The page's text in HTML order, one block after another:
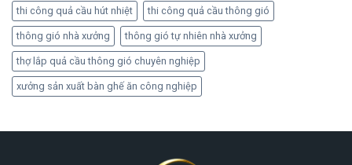
thi công quả cầu hút nhiệt thi công quả cầu thông gió
thông gió nhà xưởng thông gió tự nhiên nhà xưởng
thợ lắp quả cầu thông gió chuyên nghiệp
xưởng sản xuất bàn ghế ăn công nghiệp